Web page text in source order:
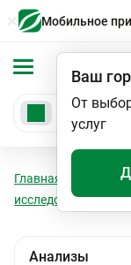
Мобильное
Ваш
От
услуг
Главная
исследования